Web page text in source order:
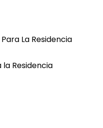
La Residencia
Residencia